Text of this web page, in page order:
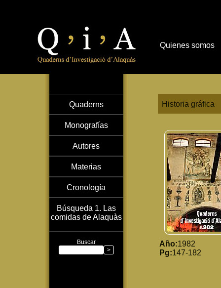
Quaderns
Monografías
Autores
Materias
Cronología
Búsqueda 1. Las
comidas de Alaquàs
Buscar
Historia gráfica
Año:1982
Pg:147-182
Quienes somos